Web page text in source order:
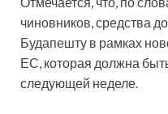
чиновников, средства
Будапешту в рамках
ЕС, которая должна
следующей неделе.